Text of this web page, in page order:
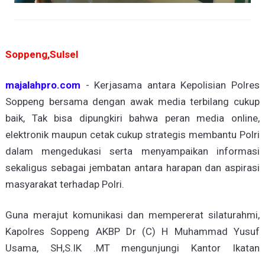
Soppeng,Sulsel
majalahpro.com - Kerjasama antara Kepolisian Polres
Soppeng bersama dengan awak media terbilang cukup
baik, Tak bisa dipungkiri bahwa peran media online,
elektronik maupun cetak cukup strategis membantu Polri
dalam mengedukasi serta menyampaikan informasi
sekaligus sebagai jembatan antara harapan dan aspirasi
masyarakat terhadap Polri.
Guna merajut komunikasi dan mempererat silaturahmi,
Kapolres Soppeng AKBP Dr (C) H Muhammad Yusuf
Usama, SH,S.IK .MT mengunjungi Kantor Ikatan